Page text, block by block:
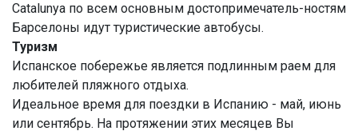
Catalunya по всем основным достопримечатель-ностям
Барселоны идут туристические автобусы.
Туризм
Испанское побережье является подлинным раем для
любителей пляжного отдыха.
Идеальное время для поездки в Испанию - май, июнь
или сентябрь. На протяжении этих месяцев Вы